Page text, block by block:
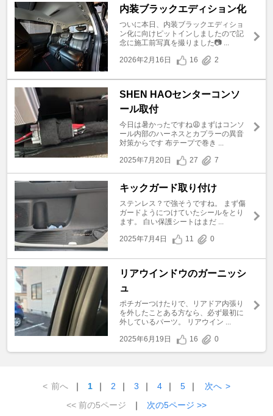
内装ブラックエディション化
ついに本日、内装ブラックエディショ
ン化に向けピットインしましたので記
念に施工前写真を撮りました📷 ...
2026年2月16日
16 2
SHEN HAOセンターコンソ
ール取付
今日は暑かったですね😩まずはコンソ
ール内部のハーネスとカプラーの異音
対策からです 布テープで巻き ...
2025年7月20日
27 7
キックガード取り付け
ステンレス？で強そうですね。 まず傷
ガードようにつけていたシールをとり
ます。 白い保護シートはまだ ...
2025年7月4日
11 0
リアウインドウのガーニッシ
ュ
ポチガーつけたりで、リアドア内張り
を外したことある方なら、必ず最初に
外しているパーツ。 リアウイン ...
2025年6月19日
16 0
< 前へ ｜ 1 ｜ 2 ｜ 3 ｜ 4 ｜ 5 ｜ 次へ >
<< 前の5ページ
｜ 次の5ページ >>